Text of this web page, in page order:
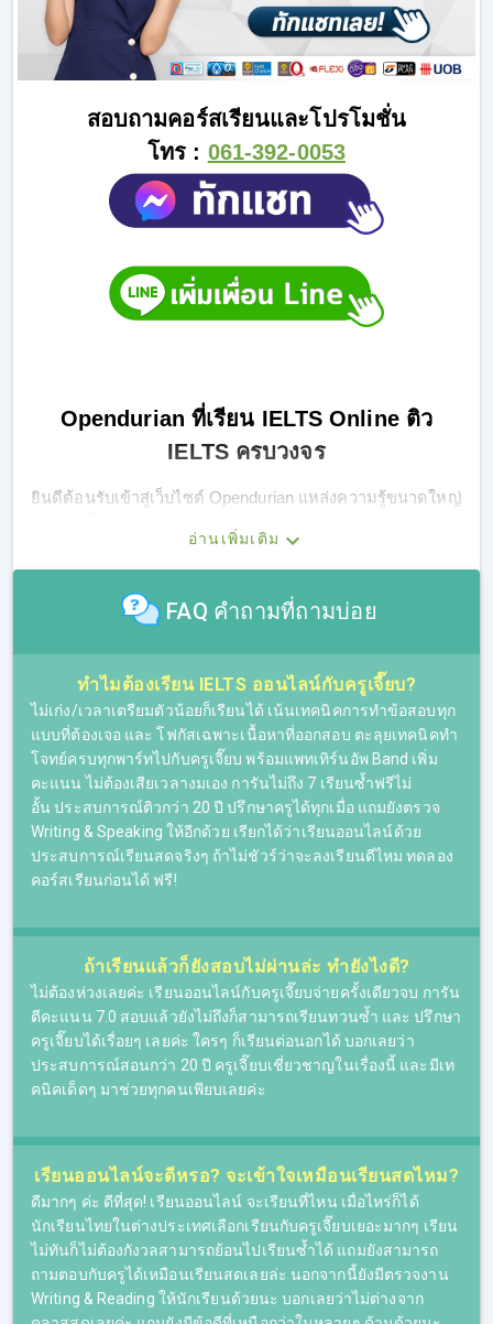
สอบถามคอร์สเรียนและโปรโมชั่น
โทร : 061-392-0053
Opendurian ที่เรียน IELTS Online ติว
IELTS ครบวงจร
ยินดีต้อนรับเข้าสู่เว็บไซต์ Opendurian แหล่งความรู้ขนาดใหญ่
ตอนนี้พวกเราอยู่กันที่หน้าติว IELTS ที่พร้อมตอบโจทย์ความ
ต้องการสำหรับคนที่กำลังมองหาที่เรียน IELTS Online
เรามีคอร์สเรียน IELTS แบบครบวงจร พร้อมติวทั้ง 4 Skills
ครบ ไม่ว่าผู้เรียนจะอ่อนทักษะไหนก็ตาม พื้นฐานอ่อนหรือพื้น
ฐานดีอยู่แล้ว ก็สามารถเลือกคอร์สเรียน IELTS ที่เหมาะกับตัว
เองได้ โดยผู้เรียนจะได้ติวสอบ IELTS กับครูเจี๊ยบ ติวเตอร์ที่
สั่งสมประสบการณ์มากว่า 25 ปี ทั้งเส้นทางการสอนภาษา
อังกฤษและการติว IELTS ที่ช่วยให้ใครหลายๆ คน สามารถทำ
คะแนนสอบได้ตามเป้า และพิชิตเป้าหมายได้สำเร็จ ไม่ว่าจะ
เรียนต่อต่างประเทศใน ม.ดังติดอันดับโลก หรือเรียนต่อใน
ประเทศ ม.ดัง คณะต่างๆ หรือแม้กระทั่งใช้เป็นองค์ประกอบใน
การขอวีซ่าทำงานต่างประเทศ ฯลฯ
คอร์สเรียน IELTS ออนไลน์ของเรา
คลิปการสอนได้ผ่านทางออนไลน์ หลังจากที่ผู้เรียนชำระเงิน
เรียบร้อยแล้ว จะสามารถ Log in เข้าระบบเพื่อเรียนออนไลน์ได้
สามารถเลือกเวลาเรียนเองได้ หรือรับชมย้อนหลังได้แบบไม่อั้น
(ภายในระยะเวลาของคอร์ส)
เหมาะสำหรับผู้ที่มีข้อจำกัดในเรื่องของเวลาและในเรื่องของ
การเดินทาง เพราะการเรียน IELTS ออนไลน์ สามารถเรียนได้
ทุกที่ทุกเวลา หากมีอุปกรณ์ที่สามารถเชื่อมต่ออินเตอร์เน็ตได้
อ่านเพิ่มเติม
FAQ คำถามที่ถามบ่อย
ทำไมต้องเรียน IELTS ออนไลน์กับครูเจี๊ยบ?
ไม่เก่ง/เวลาเตรียมตัวน้อยก็เรียนได้ เน้นเทคนิคการทำข้อสอบทุก
แบบที่ต้องเจอ และ โฟกัสเฉพาะเนื้อหาที่ออกสอบ ตะลุยเทคนิคทำ
โจทย์ครบทุกพาร์ทไปกับครูเจี๊ยบ พร้อมแพทเทิร์นอัพ Band เพิ่ม
คะแนน ไม่ต้องเสียเวลางมเอง การันไม่ถึง 7 เรียนซ้ำฟรีไม่
อั้น ประสบการณ์ติวกว่า 20 ปี ปรึกษาครูได้ทุกเมื่อ แถมยังตรวจ
Writing & Speaking ให้อีกด้วย เรียกได้ว่าเรียนออนไลน์ด้วย
ประสบการณ์เรียนสดจริงๆ ถ้าไม่ชัวร์ว่าจะลงเรียนดีไหม ทดลอง
คอร์สเรียนก่อนได้ ฟรี!
ถ้าเรียนแล้วก็ยังสอบไม่ผ่านล่ะ ทำยังไงดี?
ไม่ต้องห่วงเลยค่ะ เรียนออนไลน์กับครูเจี๊ยบจ่ายครั้งเดียวจบ การัน
ตีคะแนน 7.0 สอบแล้วยังไม่ถึงก็สามารถเรียนทวนซ้ำ และ ปรึกษา
ครูเจี๊ยบได้เรื่อยๆ เลยค่ะ ใครๆ ก็เรียนต่อนอกได้ บอกเลยว่า
ประสบการณ์สอนกว่า 20 ปี ครูเจี๊ยบเชี่ยวชาญในเรื่องนี้ และมีเท
คนิคเด็ดๆ มาช่วยทุกคนเพียบเลยค่ะ
เรียนออนไลน์จะดีหรอ? จะเข้าใจเหมือนเรียนสดไหม?​
ดีมากๆ ค่ะ ดีที่สุด! เรียนออนไลน์ จะเรียนที่ไหน เมื่อไหร่ก็ได้
นักเรียนไทยในต่างประเทศเลือกเรียนกับครูเจี๊ยบเยอะมากๆ เรียน
ไม่ทันก็ไม่ต้องกังวลสามารถย้อนไปเรียนซ้ำได้ แถมยังสามารถ
ถามตอบกับครูได้เหมือนเรียนสดเลยล่ะ นอกจากนี้ยังมีตรวจงาน
Writing & Reading ให้นักเรียนด้วยนะ บอกเลยว่าไม่ต่างจาก